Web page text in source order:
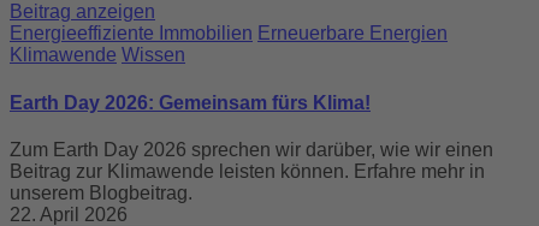
Beitrag anzeigen
Energieeffiziente Immobilien Erneuerbare Energien
Klimawende Wissen
Earth Day 2026: Gemeinsam fürs Klima!
Zum Earth Day 2026 sprechen wir darüber, wie wir einen
Beitrag zur Klimawende leisten können. Erfahre mehr in
unserem Blogbeitrag.
22. April 2026